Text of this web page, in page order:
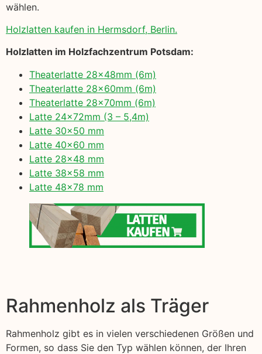
wählen.
Holzlatten kaufen in Hermsdorf, Berlin.
Holzlatten im Holzfachzentrum Potsdam:
Theaterlatte 28x48mm (6m)
Theaterlatte 28x60mm (6m)
Theaterlatte 28x70mm (6m)
Latte 24x72mm (3 – 5,4m)
Latte 30×50 mm
Latte 40×60 mm
Latte 28×48 mm
Latte 38×58 mm
Latte 48×78 mm
Rahmenholz als Träger
Rahmenholz gibt es in vielen verschiedenen Größen und
Formen, so dass Sie den Typ wählen können, der Ihren